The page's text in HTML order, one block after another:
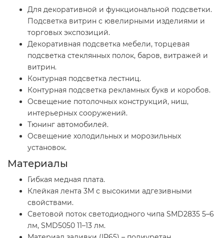
Для декоративной и функциональной подсветки.
Подсветка витрин с ювелирными изделиями и
торговых экспозиций.
Декоративная подсветка мебели, торцевая
подсветка стеклянных полок, баров, витражей и
витрин.
Контурная подсветка лестниц.
Контурная подсветка рекламных букв и коробов.
Освещение потолочных конструкций, ниш,
интерьерных сооружений.
Тюнинг автомобилей.
Освещение холодильных и морозильных
установок.
Материалы
Гибкая медная плата.
Клейкая лента 3М с высокими адгезивными
свойствами.
Световой поток светодиодного чипа SMD2835 5–6
лм, SMD5050 11–13 лм.